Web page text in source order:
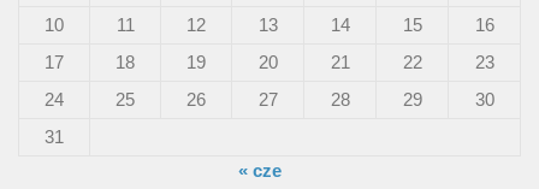
10
11 12 13 14 15
16
17
18 19 20 21 22
23
24
25 26 27 28 29
30
31
« cze